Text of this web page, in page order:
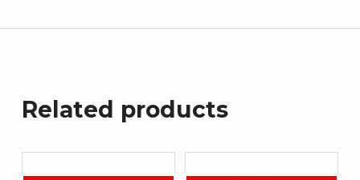
Related products